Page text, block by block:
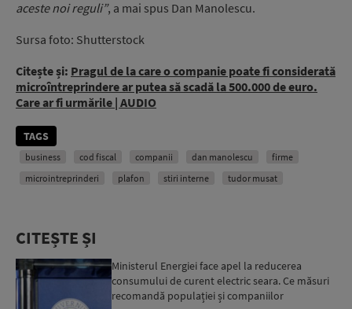
aceste noi reguli”, a mai spus Dan Manolescu.
Sursa foto: Shutterstock
Citește și: Pragul de la care o companie poate fi considerată
microîntreprindere ar putea să scadă la 500.000 de euro.
Care ar fi urmările | AUDIO
TAGS
business cod fiscal companii dan manolescu
firme
microintreprinderi
plafon stiri interne tudor musat
CITEȘTE ȘI
Ministerul Energiei face apel la reducerea
consumului de curent electric seara. Ce măsuri
recomandă populației și companiilor